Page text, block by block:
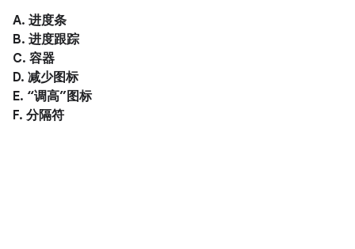
A. 进度条
B. 进度跟踪
C. 容器
D. 减少图标
E. “调高”图标
F. 分隔符